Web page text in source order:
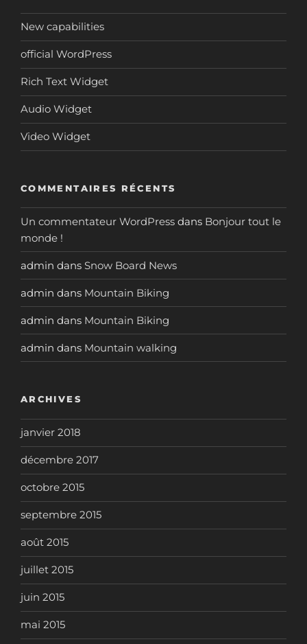
New capabilities
official WordPress
Rich Text Widget
Audio Widget
Video Widget
COMMENTAIRES RÉCENTS
Un commentateur WordPress dans Bonjour tout le
monde !
admin dans Snow Board News
admin dans Mountain Biking
admin dans Mountain Biking
admin dans Mountain walking
ARCHIVES
janvier 2018
décembre 2017
octobre 2015
septembre 2015
août 2015
juillet 2015
juin 2015
mai 2015